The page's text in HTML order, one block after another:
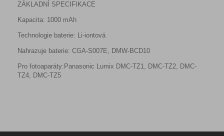
ZÁKLADNÍ SPECIFIKACE
Kapacita: 1000 mAh
Technologie baterie: Li-iontová
Nahrazuje baterie: CGA-S007E, DMW-BCD10
Pro fotoaparáty: Panasonic Lumix DMC-TZ1, DMC-TZ2, DMC-
TZ4, DMC-TZ5